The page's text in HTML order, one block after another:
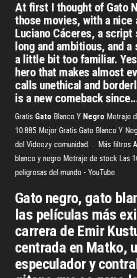
At first I thought of Gato
those movies, with a nice
Luciano Cáceres, a
long and ambitious, and
a little bit too familiar.
hero that makes almost
calls unethical and
is a new comeback
Gratis Gato Blanco Y Negro Metraje
10.885 Mejor Gratis Gato Blanco Y
del Videezy comunidad. ... Más filtros
blanco y negro Metraje de stock Las
peligrosas del mundo - YouTube
Gato negro, gato
las películas más
carrera de Emir
centrada en Matko,
especulador y